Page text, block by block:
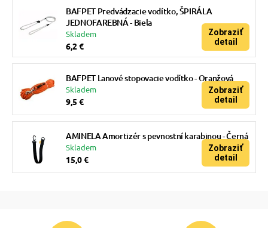
BAFPET Predvádzacie vodítko, ŠPIRÁLA
JEDNOFAREBNÁ - Biela
Skladem
6,2 €
Zobraziť
detail
BAFPET Lanové stopovacie vodítko - Oranžová
Skladem
9,5 €
Zobraziť
detail
AMINELA Amortizér s pevnostní karabinou - Černá
Skladem
15,0 €
Zobraziť
detail